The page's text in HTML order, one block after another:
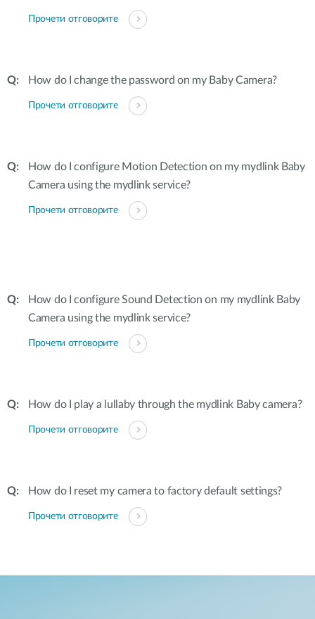
Прочети отговорите
How do I change the password on my Baby Camera?
Прочети отговорите
How do I configure Motion Detection on my mydlink Baby
Camera using the mydlink service?
Прочети отговорите
How do I configure Sound Detection on my mydlink Baby
Camera using the mydlink service?
Прочети отговорите
How do I play a lullaby through the mydlink Baby camera?
Прочети отговорите
How do I reset my camera to factory default settings?
Прочети отговорите